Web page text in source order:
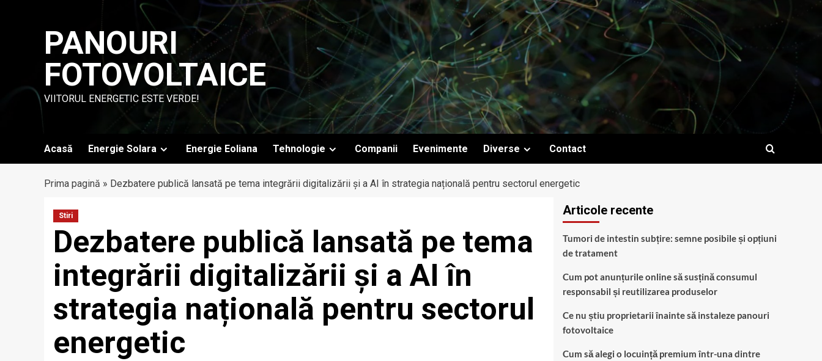
PANOURI
FOTOVOLTAICE
VIITORUL ENERGETIC ESTE VERDE!
Acasă Energie Solara Energie Eoliana Tehnologie Companii Evenimente Diverse Contact
Prima pagină » Dezbatere publică lansată pe tema integrării digitalizării și a AI în strategia națională pentru sectorul energetic
Stiri
Dezbatere publică lansată pe tema
integrării digitalizării și a AI în
strategia națională pentru sectorul
energetic
Articole recente
Tumori de intestin subțire: semne posibile și opțiuni
de tratament
Cum pot anunțurile online să susțină consumul
responsabil și reutilizarea produselor
Ce nu știu proprietarii înainte să instaleze panouri
fotovoltaice
Cum să alegi o locuință premium într-una dintre